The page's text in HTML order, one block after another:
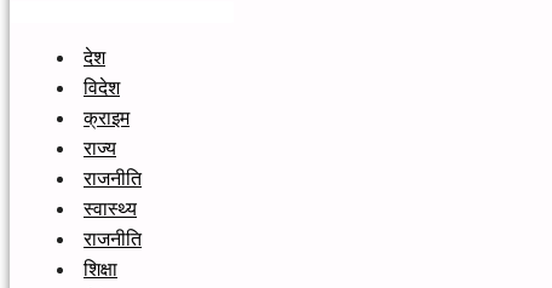
देश
विदेश
क्राइम
राज्य
राजनीति
स्वास्थ्य
राजनीति
शिक्षा